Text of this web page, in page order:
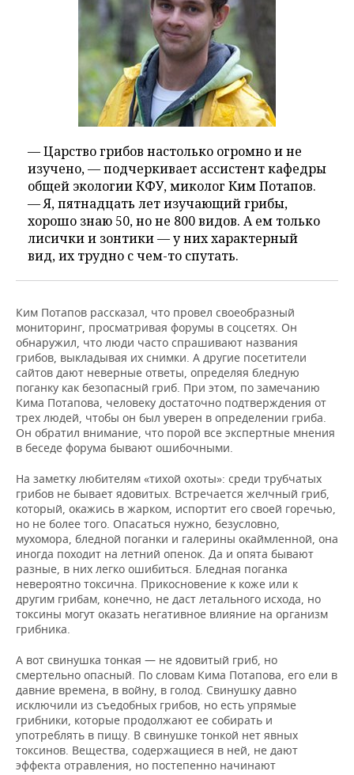
— Царство грибов настолько огромно и не
изучено, — подчеркивает ассистент кафедры
общей экологии КФУ, миколог Ким Потапов.
— Я, пятнадцать лет изучающий грибы,
хорошо знаю 50, но не 800 видов. А ем только
лисички и зонтики — у них характерный
вид, их трудно с чем-то спутать.
Ким Потапов рассказал, что провел своеобразный
мониторинг, просматривая форумы в соцсетях. Он
обнаружил, что люди часто спрашивают названия
грибов, выкладывая их снимки. А другие посетители
сайтов дают неверные ответы, определяя бледную
поганку как безопасный гриб. При этом, по замечанию
Кима Потапова, человеку достаточно подтверждения от
трех людей, чтобы он был уверен в определении гриба.
Он обратил внимание, что порой все экспертные мнения
в беседе форума бывают ошибочными.
На заметку любителям «тихой охоты»: среди трубчатых
грибов не бывает ядовитых. Встречается желчный гриб,
который, окажись в жарком, испортит его своей горечью,
но не более того. Опасаться нужно, безусловно,
мухомора, бледной поганки и галерины окаймленной, она
иногда походит на летний опенок. Да и опята бывают
разные, в них легко ошибиться. Бледная поганка
невероятно токсична. Прикосновение к коже или к
другим грибам, конечно, не даст летального исхода, но
токсины могут оказать негативное влияние на организм
грибника.
А вот свинушка тонкая — не ядовитый гриб, но
смертельно опасный. По словам Кима Потапова, его ели в
давние времена, в войну, в голод. Свинушку давно
исключили из съедобных грибов, но есть упрямые
грибники, которые продолжают ее собирать и
употреблять в пищу. В свинушке тонкой нет явных
токсинов. Вещества, содержащиеся в ней, не дают
эффекта отравления, но постепенно начинают